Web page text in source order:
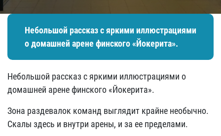
Небольшой рассказ с яркими иллюстрациями
о домашней арене финского «Йокерита».
Небольшой рассказ с яркими иллюстрациями о
домашней арене финского «Йокерита».
Зона раздевалок команд выглядит крайне необычно.
Скалы здесь и внутри арены, и за ее пределами.